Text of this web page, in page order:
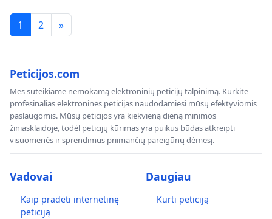
1 2 »
Peticijos.com
Mes suteikiame nemokamą elektroninių peticijų talpinimą. Kurkite
profesinalias elektronines peticijas naudodamiesi mūsų efektyviomis
paslaugomis. Mūsų peticijos yra kiekvieną dieną minimos
žiniasklaidoje, todėl peticijų kūrimas yra puikus būdas atkreipti
visuomenės ir sprendimus priimančių pareigūnų dėmesį.
Vadovai
Kaip pradėti internetinę
peticiją
Daugiau
Kurti peticiją